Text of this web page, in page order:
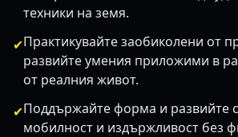
техники на земя.
✔Практикувайте заобиколени от
развийте умения приложими в
от реалния живот.
✔Поддържайте форма и развийте
мобилност и издържливост без